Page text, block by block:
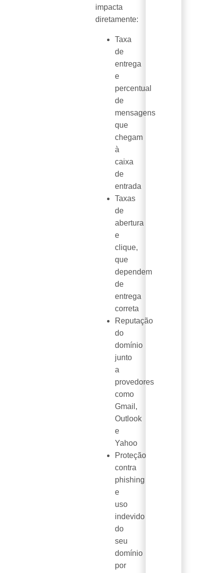
impacta
diretamente:
Taxa
de
entrega
e
percentual
de
mensagens
que
chegam
à
caixa
de
entrada
Taxas
de
abertura
e
clique,
que
dependem
de
entrega
correta
Reputação
do
domínio
junto
a
provedores
como
Gmail,
Outlook
e
Yahoo
Proteção
contra
phishing
e
uso
indevido
do
seu
domínio
por